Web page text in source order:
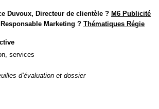
Duvoux, Directeur de clientèle ? M6 Publicité
Marketing ? Thématiques Régie
services
d’évaluation et dossier